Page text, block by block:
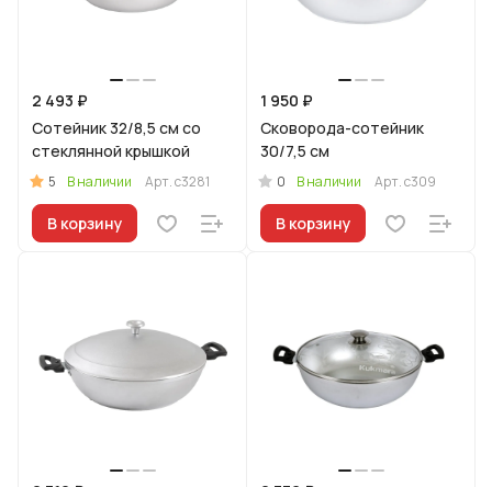
2 493 ₽
Сотейник 32/8,5 см со
стеклянной крышкой
5 В наличии Арт.с3281
В корзину
1 950 ₽
Сковорода-сотейник
30/7,5 см
0 В наличии Арт.с309
В корзину